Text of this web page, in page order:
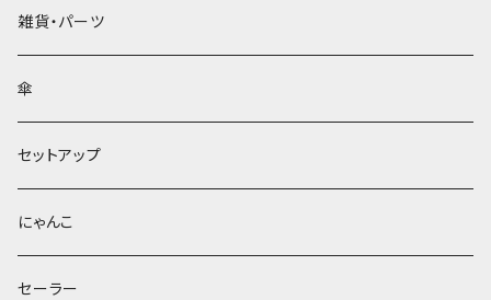
雑貨・パーツ
傘
セットアップ
にゃんこ
セーラー